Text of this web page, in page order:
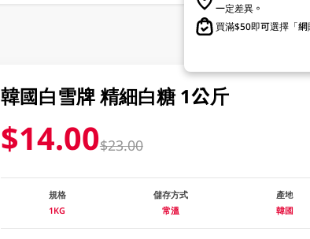
一定差異。
買滿$50即可選擇「
韓國白雪牌 精細白糖 1公斤
$14.00$23.00
規格
1KG
儲存方式
常溫
產地
韓國